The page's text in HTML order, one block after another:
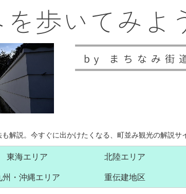
解説。今すぐに出かけたくなる、町並み観光の解説サ
東海エリア 北陸エリア
州・沖縄エリア 重伝建地区